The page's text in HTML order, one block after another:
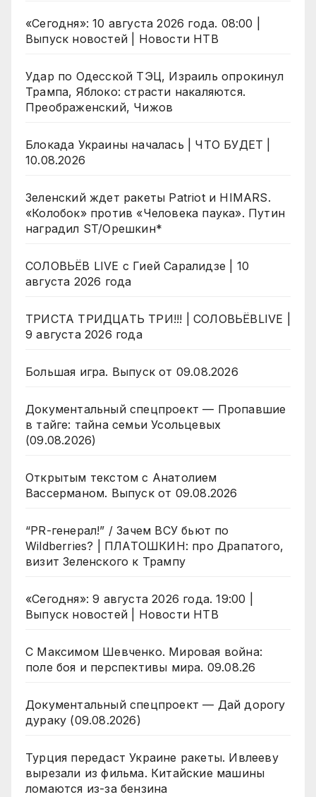
«Сегодня»: 10 августа 2026 года. 08:00 |
Выпуск новостей | Новости НТВ
Удар по Одесской ТЭЦ, Израиль опрокинул
Трампа, Яблоко: страсти накаляются.
Преображенский, Чижов
Блокада Украины началась | ЧТО БУДЕТ |
10.08.2026
Зеленский ждет ракеты Patriot и HIMARS.
«Колобок» против «Человека паука». Путин
наградил ST/Орешкин*
СОЛОВЬЁВ LIVE с Гией Саралидзе | 10
августа 2026 года
ТРИСТА ТРИДЦАТЬ ТРИ!!! | СОЛОВЬЁВLIVE |
9 августа 2026 года
Большая игра. Выпуск от 09.08.2026
Документальный спецпроект — Пропавшие
в тайге: тайна семьи Усольцевых
(09.08.2026)
Открытым текстом с Анатолием
Вассерманом. Выпуск от 09.08.2026
“PR-генерал!” / Зачем ВСУ бьют по
Wildberries? | ПЛАТОШКИН: про Драпатого,
визит Зеленского к Трампу
«Сегодня»: 9 августа 2026 года. 19:00 |
Выпуск новостей | Новости НТВ
С Максимом Шевченко. Мировая война:
поле боя и перспективы мира. 09.08.26
Документальный спецпроект — Дай дорогу
дураку (09.08.2026)
Турция передаст Украине ракеты. Ивлееву
вырезали из фильма. Китайские машины
ломаются из-за бензина